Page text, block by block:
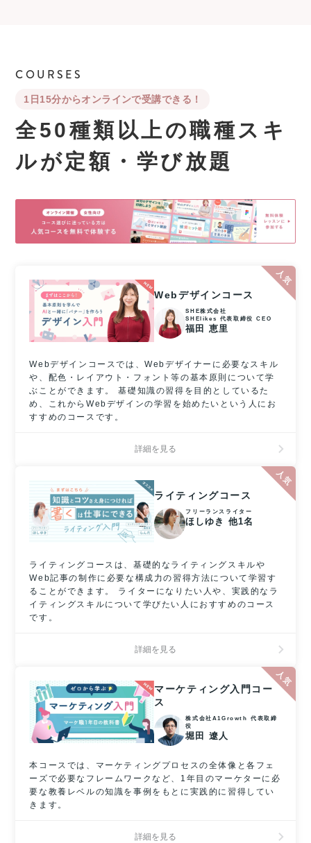
COURSES
1日15分からオンラインで受講できる！
全50種類以上の職種スキ
ルが定額・学び放題
Webデザインコース
SHE株式会社
SHElikes 代表取締役 CEO
福田 恵里
Webデザインコースでは、Webデザイナーに必要なスキル
や、配色・レイアウト・フォント等の基本原則について学
ぶことができます。 基礎知識の習得を目的としているた
め、これからWebデザインの学習を始めたいという人にお
すすめのコースです。
詳細を見る
ライティングコース
フリーランスライター
ほしゆき 他1名
ライティングコースは、基礎的なライティングスキルや
Web記事の制作に必要な構成力の習得方法について学習す
ることができます。 ライターになりたい人や、実践的なラ
イティングスキルについて学びたい人におすすめのコース
です。
詳細を見る
マーケティング入門コー
ス
株式会社A1Growth 代表取締
役
堀田 遼人
本コースでは、マーケティングプロセスの全体像と各フェ
ーズで必要なフレームワークなど、1年目のマーケターに必
要な教養レベルの知識を事例をもとに実践的に習得してい
きます。
詳細を見る